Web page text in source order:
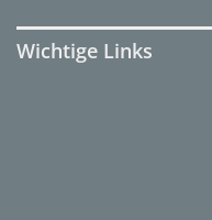
Wichtige Links